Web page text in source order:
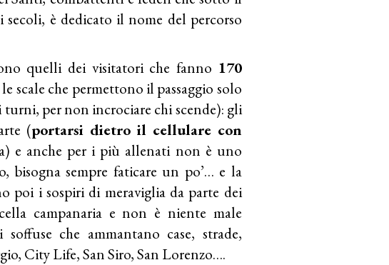
secoli, è dedicato il nome del percorso
quelli dei visitatori che fanno 170
scale che permettono il passaggio solo
per non incrociare chi scende): gli
(portarsi dietro il cellulare con
e anche per i più allenati non è uno
bisogna sempre faticare un po’… e la
poi i sospiri di meraviglia da parte dei
campanaria e non è niente male
che ammantano case, strade,
City Life, San Siro, San Lorenzo….